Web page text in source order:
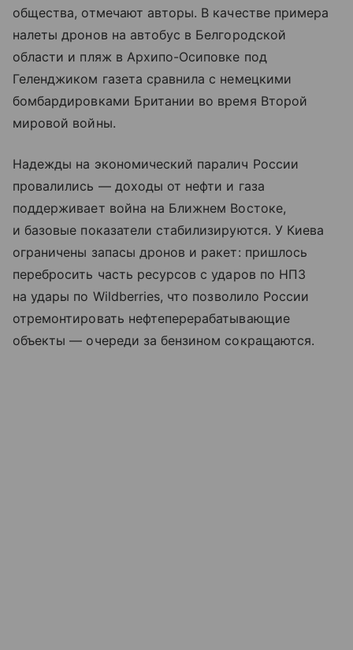
общества, отмечают авторы. В качестве примера
налеты дронов на автобус в Белгородской
области и пляж в Архипо-Осиповке под
Геленджиком газета сравнила с немецкими
бомбардировками Британии во время Второй
мировой войны.
Надежды на экономический паралич России
провалились — доходы от нефти и газа
поддерживает война на Ближнем Востоке,
и базовые показатели стабилизируются. У Киева
ограничены запасы дронов и ракет: пришлось
перебросить часть ресурсов с ударов по НПЗ
на удары по Wildberries, что позволило России
отремонтировать нефтеперерабатывающие
объекты — очереди за бензином сокращаются.